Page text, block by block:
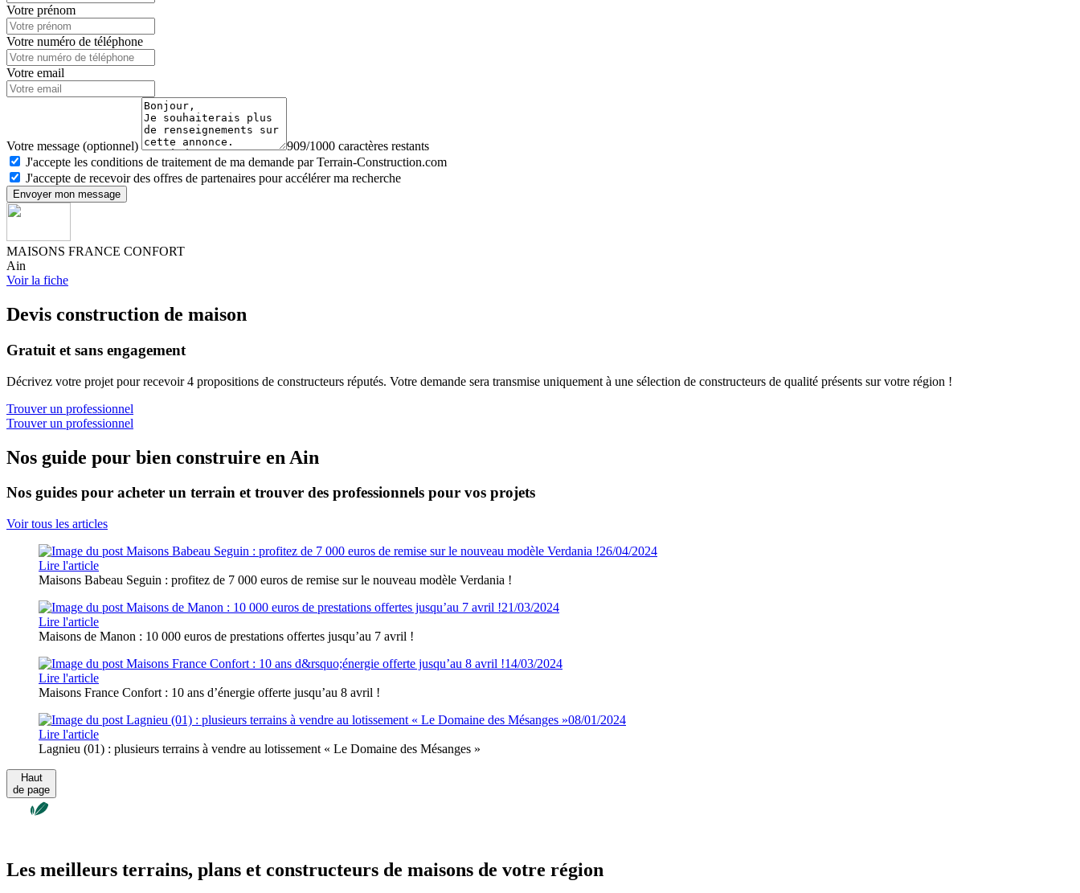
Votre prénom
Votre numéro de téléphone
Votre email
Votre message (optionnel)
909/1000 caractères restants
J'accepte les conditions de traitement de ma demande par Terrain-Construction.com
J'accepte de recevoir des offres de partenaires pour accélérer ma recherche
Envoyer mon message
MAISONS FRANCE CONFORT
Ain
Voir la fiche
Devis construction de maison
Gratuit et sans engagement
Décrivez votre projet pour recevoir 4 propositions de constructeurs réputés. Votre demande sera transmise uniquement à une sélection de constructeurs de qualité présents sur votre région !
Trouver un professionnel
Trouver un professionnel
Nos guide pour bien construire en Ain
Nos guides pour acheter un terrain et trouver des professionnels pour vos projets
Voir tous les articles
26/04/2024
Lire l'article
Maisons Babeau Seguin : profitez de 7 000 euros de remise sur le nouveau modèle Verdania !
21/03/2024
Lire l'article
Maisons de Manon : 10 000 euros de prestations offertes jusqu’au 7 avril !
14/03/2024
Lire l'article
Maisons France Confort : 10 ans d’énergie offerte jusqu’au 8 avril !
08/01/2024
Lire l'article
Lagnieu (01) : plusieurs terrains à vendre au lotissement « Le Domaine des Mésanges »
Haut
de page
Les meilleurs terrains, plans et constructeurs de maisons de votre région